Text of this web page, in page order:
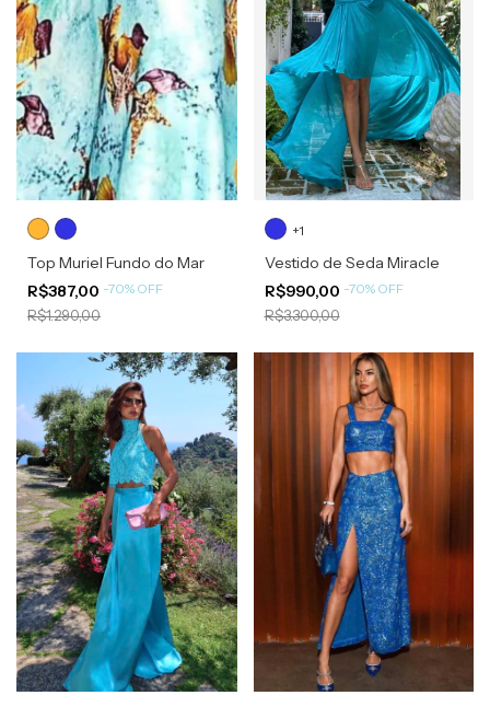
Top Muriel Fundo do Mar
R$387,00 -70% OFF
R$1.290,00
+1
Vestido de Seda Miracle
R$990,00 -70% OFF
R$3.300,00